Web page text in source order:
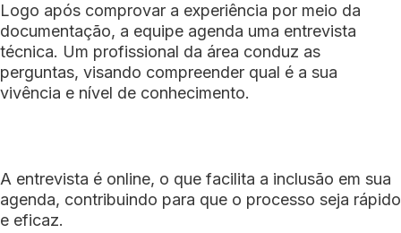
Logo após comprovar a experiência por meio da
documentação, a equipe agenda uma entrevista
técnica. Um profissional da área conduz as
perguntas, visando compreender qual é a sua
vivência e nível de conhecimento.
A entrevista é online, o que facilita a inclusão em sua
agenda, contribuindo para que o processo seja rápido
e eficaz.